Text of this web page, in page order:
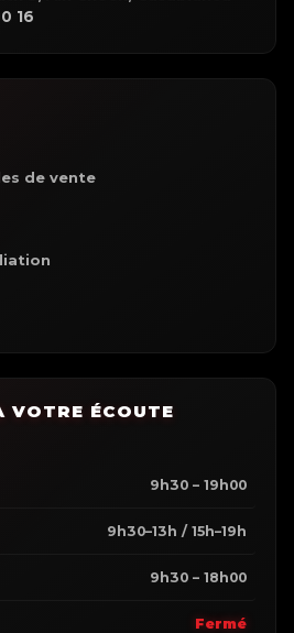
16
de vente
VOTRE ÉCOUTE
9h30 – 19h00
9h30–13h / 15h–19h
9h30 – 18h00
Fermé